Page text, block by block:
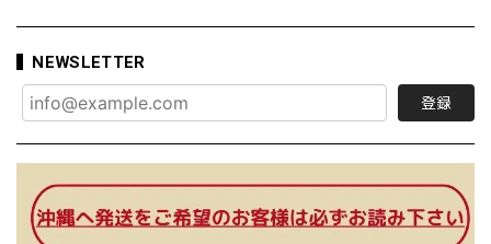
NEWSLETTER
登録